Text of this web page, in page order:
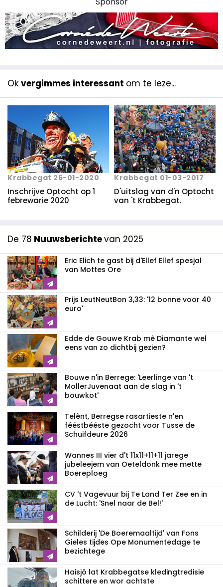
Ok vergimmes interessant om te leze...
Krabbegat 26-01-2020
Inschrijve Optocht op 1
febrewarie 2020
Krabbegat 01-03-2017
D'uitslag van d'n Optocht
van 't Krabbegat.
De 78 Nuuwsberichtevan 2025
Eric Elich te gast bij d'Ellef Ellef spesjal
van Mottes Ore
Prijs LeutNeutBon 3,33: '12 bonne voor 40
euro'
Edde de Gouwe Krab mè Diamante wel
eens van zo dichtbij gezien?
Bouwe n'in Berrege: 'Leerlinge van 't
MollerJuvenaat aan de slag in 't
bouwkot'
Telènt, Berregse rasartieste n'en
fééstbééste gezocht voor Tusse de
Schuifdeure 2026
Wannes III vier d't 11x11+11+11 jarege
jubeleejem van Oeteldonk mee mette
Boereploeg
CV 't Vagevuur bij Te Land Ter Zee en in
de Lucht: 'Snel naar de Bel!'
Schilderij 'De Boeremaaltijd' van Fons
Gieles tijdes Ope Monumentedage te
bezichtege
Haisjô lat Krabbegatse kledingtredisie
schittere en wor achtste